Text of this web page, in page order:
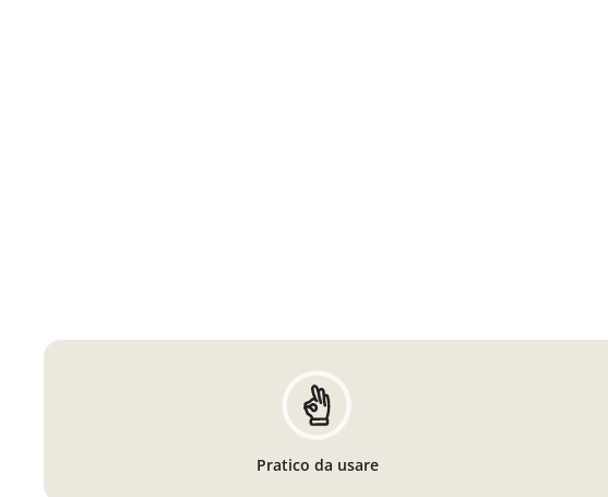
Pratico da usare